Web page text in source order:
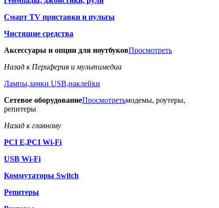
Смарт TV приставки и пульты
Чистящие средства
Аксессуары и опции для ноутбуковПросмотреть
Назад к Периферия и мультимедиа
Лампы,замки USB,наклейки
Сетевое оборудованиеПросмотретьмодемы, роутеры,
репитеры
Назад к главному
PCI E,PCI Wi-Fi
USB Wi-Fi
Коммутаторы Switch
Репитеры